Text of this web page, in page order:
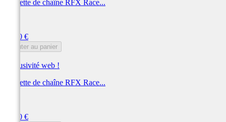
Roulette de chaîne RFX Race...
11,00 €
Ajouter au panier
Exclusivité web !
Roulette de chaîne RFX Race...
11,00 €